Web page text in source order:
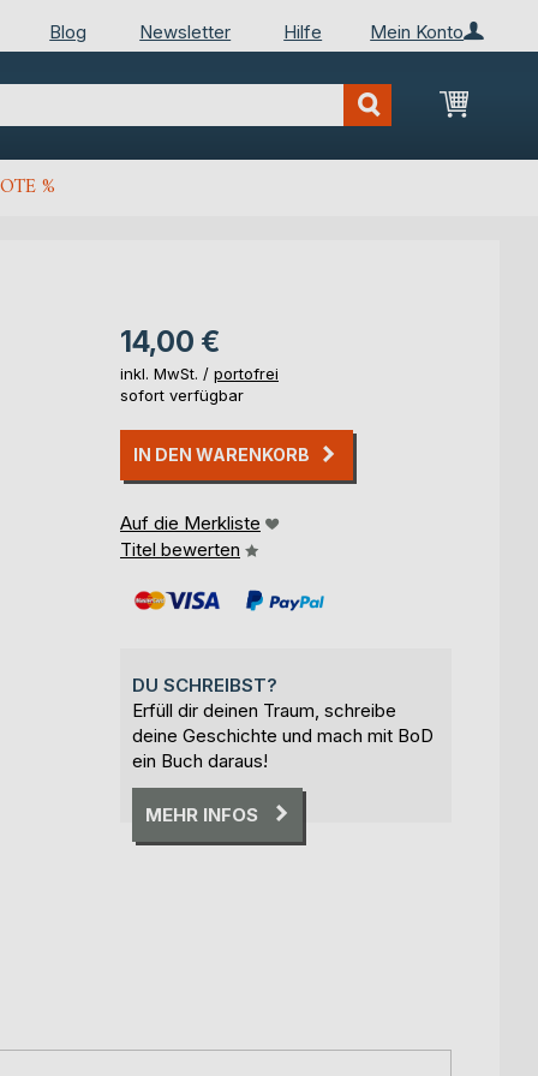
Mein Konto
Blog Newsletter Hilfe
Mein
%
14,00 €
inkl. MwSt. / portofrei
sofort verfügbar
IN DEN WARENKORB
Auf die Merkliste
Titel bewerten
DU SCHREIBST?
Erfüll dir deinen Traum, schreibe
deine Geschichte und mach mit BoD
ein Buch daraus!
MEHR INFOS